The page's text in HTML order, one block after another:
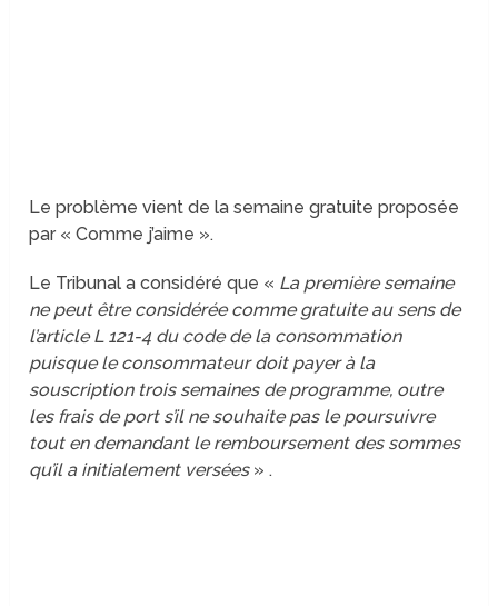
Le problème vient de la semaine gratuite proposée
par « Comme j’aime ».
Le Tribunal a considéré que « La première semaine
ne peut être considérée comme gratuite au sens de
l’article L 121-4 du code de la consommation
puisque le consommateur doit payer à la
souscription trois semaines de programme, outre
les frais de port s’il ne souhaite pas le poursuivre
tout en demandant le remboursement des sommes
qu’il a initialement versées» .